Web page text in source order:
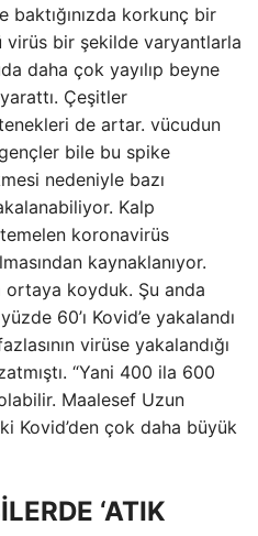
baktığınızda korkunç bir
virüs bir şekilde varyantlarla
daha çok yayılıp beyne
Çeşitler
de artar. vücudun
bile bu spike
nedeniyle bazı
Kalp
koronavirüs
kaynaklanıyor.
ortaya koyduk. Şu anda
60’ı Kovid’e yakalandı
virüse yakalandığı
“Yani 400 ila 600
Maalesef Uzun
Kovid’den çok daha büyük
‘ATIK